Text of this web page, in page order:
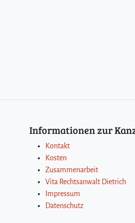
Informationen zur
Kontakt
Kosten
Zusammenarbeit
Vita Rechtsanwalt Dietrich
Impressum
Datenschutz